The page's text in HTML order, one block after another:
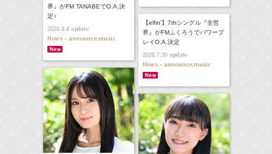
界』がFM TANABEでO.A.決
定♪
2026.8.4update
News - announce,music
【elfin’】7thシングル『全世
界』がFMふくろうでパワープ
レイO.A.決定
2026.7.30update
News - announce,music